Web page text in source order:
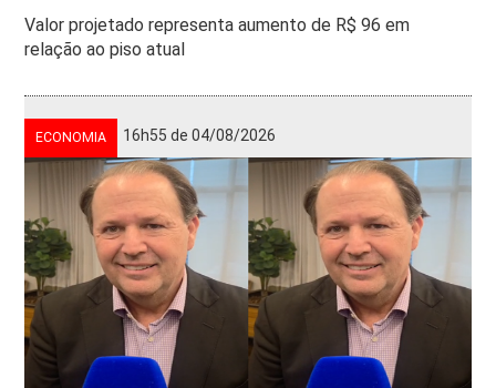
Valor projetado representa aumento de R$ 96 em
relação ao piso atual
ECONOMIA 16h55 de 04/08/2026